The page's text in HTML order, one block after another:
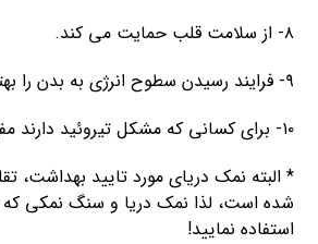
۸- از سلامت قلب حمایت می کند.
۹- فرایند رسیدن سطوح انرژی به بدن را بهتر می کند.
۱۰- برای کسانی که مشکل تیروئید دارند مفید است.
* البته نمک دریای مورد تایید بهداشت،
شده است، لذا نمک دریا و سنگ نمکی
استفاده نمایید!